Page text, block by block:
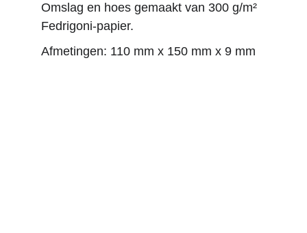
Omslag en hoes gemaakt van 300 g/m²
Fedrigoni-papier.
Afmetingen: 110 mm x 150 mm x 9 mm